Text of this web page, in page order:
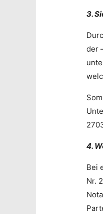
3.
der
4.
Bei
Nr.